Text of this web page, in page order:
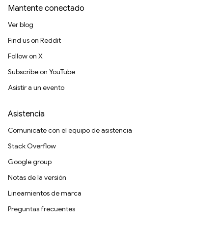
Mantente conectado
Ver blog
Find us on Reddit
Follow on X
Subscribe on YouTube
Asistir a un evento
Asistencia
Comunícate con el equipo de asistencia
Stack Overflow
Google group
Notas de la versión
Lineamientos de marca
Preguntas frecuentes